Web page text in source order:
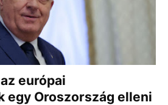
európai
egy Oroszország elleni